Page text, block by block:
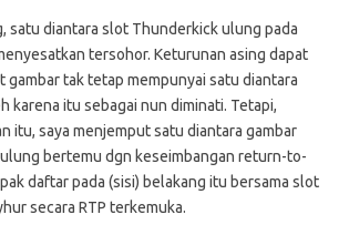
satu diantara slot Thunderkick ulung pada
tersohor. Keturunan asing dapat
gambar tak tetap mempunyai satu diantara
karena itu sebagai nun diminati. Tetapi,
itu, saya menjemput satu diantara gambar
bertemu dgn keseimbangan return-to-
daftar pada (sisi) belakang itu bersama slot
secara RTP terkemuka.